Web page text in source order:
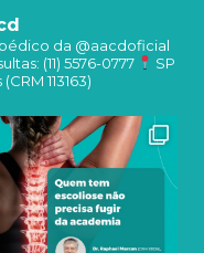
da @aacdoficial
(11) 5576-0777
SP
113163)